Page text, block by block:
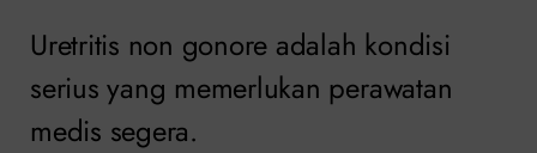
Uretritis non gonore adalah kondisi
serius yang memerlukan perawatan
medis segera.